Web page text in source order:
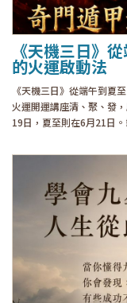
《天機三日》
的火運啟動法
《天機三日》從端午到夏
火運開運講座清、聚、發
19日，夏至則在6月21日